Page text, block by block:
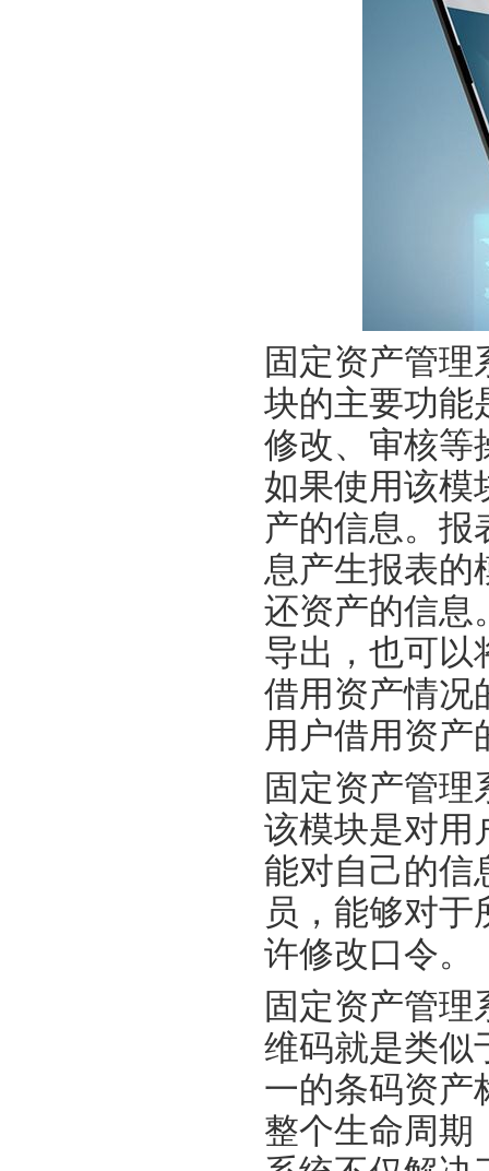
固定资产管
块的主要功能
修改、审核等
如果使用该模
产的信息。报
息产生报表的
还资产的信息
导出，也可以
借用资产情况
用户借用资产
固定资产管
该模块是对用
能对自己的信
员，能够对
许修改口令。
固定资产管
维码就是类似
一的条码资产
整个生命周期